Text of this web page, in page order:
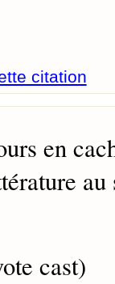
citation
en
au
cast)